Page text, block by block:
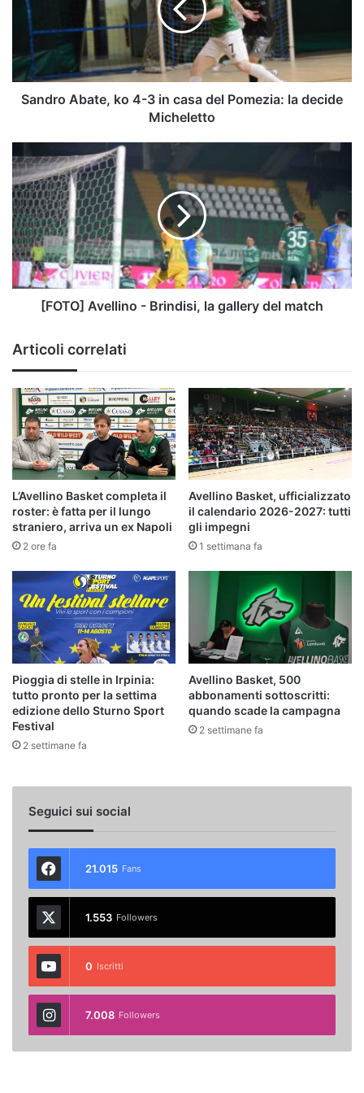
casa
del
Pomezia:
Sandro Abate, ko 4-3 in casa del Pomezia: la decide
Micheletto
Avellino
-
Brindisi,
la
gallery
del
match
[FOTO] Avellino - Brindisi, la gallery del match
Articoli correlati
L’Avellino Basket completa il
roster: è fatta per il lungo
straniero, arriva un ex Napoli
2 ore fa
Avellino Basket, ufficializzato
il calendario 2026-2027: tutti
gli impegni
1 settimana fa
Pioggia di stelle in Irpinia:
tutto pronto per la settima
edizione dello Sturno Sport
Festival
2 settimane fa
Avellino Basket, 500
abbonamenti sottoscritti:
quando scade la campagna
2 settimane fa
Seguici sui social
21.015 Fans
1.553 Followers
0 Iscritti
7.008 Followers